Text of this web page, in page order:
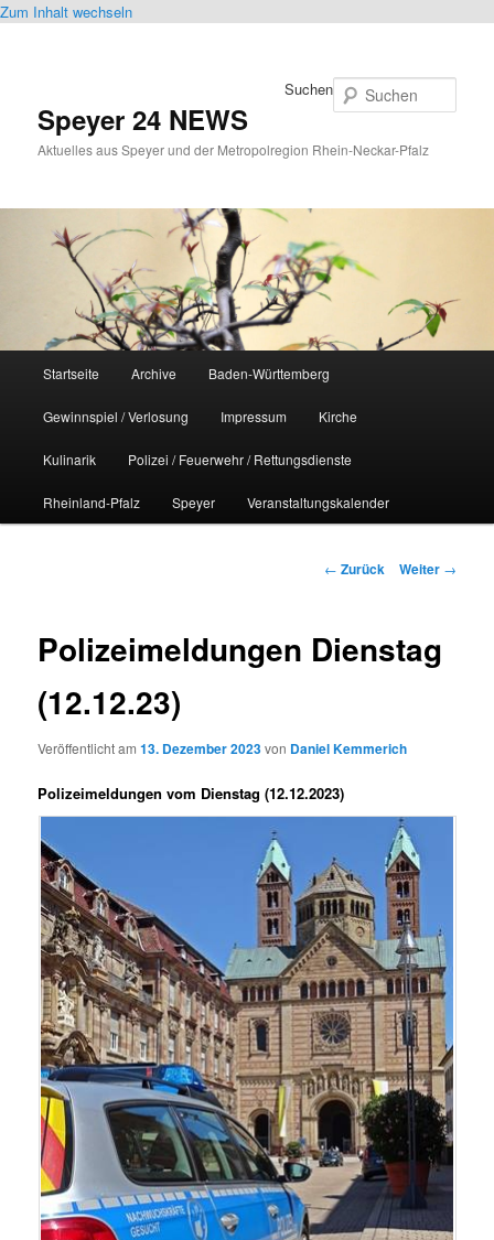
Zum Inhalt wechseln
Speyer 24 NEWS
Aktuelles aus Speyer und der Metropolregion Rhein-Neckar-Pfalz
Suchen
Startseite Archive Baden-Württemberg
Gewinnspiel / Verlosung Impressum Kirche
Kulinarik Polizei / Feuerwehr / Rettungsdienste
Rheinland-Pfalz Speyer Veranstaltungskalender
Beitrags-
← Zurück Weiter →
Polizeimeldungen Dienstag
(12.12.23)
Veröffentlicht am13. Dezember 2023von Daniel Kemmerich
Polizeimeldungen vom Dienstag (12.12.2023)